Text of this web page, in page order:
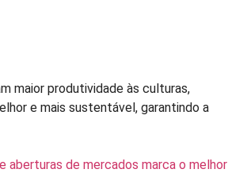
maior produtividade às culturas,
e mais sustentável, garantindo a
aberturas de mercados marca o melhor